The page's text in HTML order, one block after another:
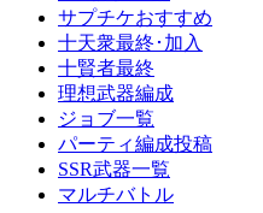
サプチケおすすめ
十天衆最終･加入
十賢者最終
理想武器編成
ジョブ一覧
パーティ編成投稿
SSR武器一覧
マルチバトル